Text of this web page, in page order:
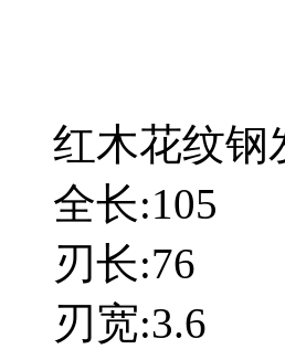
红木花纹钢
全长:105
刃长:76
刃宽:3.6